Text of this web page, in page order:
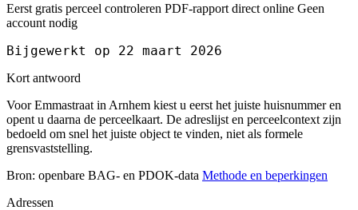
Eerst gratis perceel controleren PDF-rapport direct online Geen
account nodig
Bijgewerkt op 22 maart 2026
Kort antwoord
Voor Emmastraat in Arnhem kiest u eerst het juiste huisnummer en
opent u daarna de perceelkaart. De adreslijst en perceelcontext zijn
bedoeld om snel het juiste object te vinden, niet als formele
grensvaststelling.
Bron: openbare BAG- en PDOK-data Methode en beperkingen
Adressen